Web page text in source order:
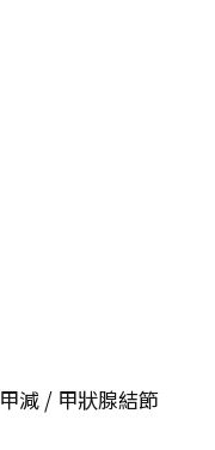
減 / 甲狀腺結節